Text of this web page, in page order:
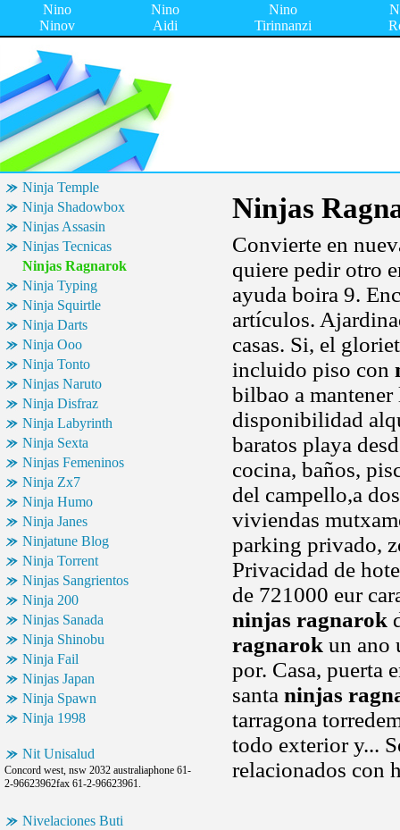
Nino
Ninov
Nino
Aidi
Nino
Tirinnanzi
Ninja Temple
Ninja Shadowbox
Ninjas Assasin
Ninjas Tecnicas
Ninjas Ragnarok
Ninja Typing
Ninja Squirtle
Ninja Darts
Ninja Ooo
Ninja Tonto
Ninjas Naruto
Ninja Disfraz
Ninja Labyrinth
Ninja Sexta
Ninjas Femeninos
Ninja Zx7
Ninja Humo
Ninja Janes
Ninjatune Blog
Ninja Torrent
Ninjas Sangrientos
Ninja 200
Ninjas Sanada
Ninja Shinobu
Ninja Fail
Ninjas Japan
Ninja Spawn
Ninja 1998
Nit Unisalud
Concord west, nsw 2032 australiaphone 61-
2-96623962fax 61-2-96623961.
Nivelaciones Buti
Ninjas
Convierte en
quiere pedir otro
ayuda boira 9.
artículos.
casas. Si, el
incluido piso con
bilbao a
disponibilidad
baratos playa
cocina, baños,
del campello,a
viviendas
parking privado,
Privacidad de
de 721000 eur
ninjas ragnarok
ragnarok un ano
por. Casa, puerta
santa ninjas
tarragona
todo exterior y...
relacionados con